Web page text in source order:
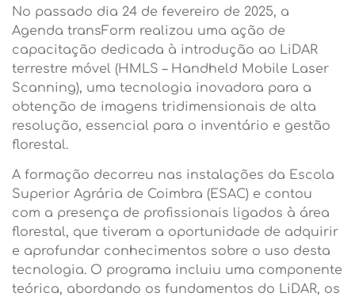
No passado dia 24 de fevereiro de 2025, a
Agenda transForm realizou uma ação de
capacitação dedicada à introdução ao LiDAR
terrestre móvel (HMLS – Handheld Mobile Laser
Scanning), uma tecnologia inovadora para a
obtenção de imagens tridimensionais de alta
resolução, essencial para o inventário e gestão
florestal.
A formação decorreu nas instalações da Escola
Superior Agrária de Coimbra (ESAC) e contou
com a presença de profissionais ligados à área
florestal, que tiveram a oportunidade de adquirir
e aprofundar conhecimentos sobre o uso desta
tecnologia. O programa incluiu uma componente
teórica, abordando os fundamentos do LiDAR, os